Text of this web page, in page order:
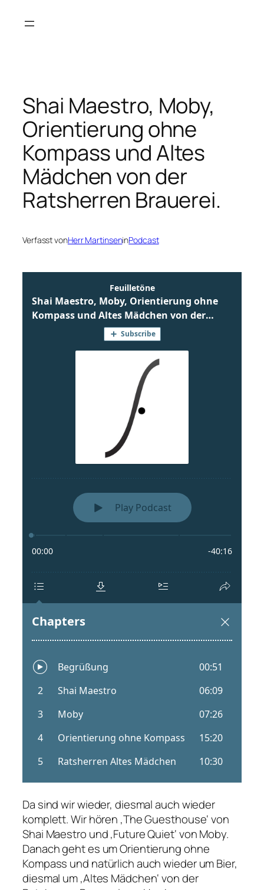
Inhalt
Shai Maestro, Moby,
Orientierung ohne
Kompass und Altes
Mädchen von der
Ratsherren Brauerei.
Verfasst vonHerr MartinseninPodcast
Da sind wir wieder, diesmal auch wieder
komplett. Wir hören ‚The Guesthouse‘ von
Shai Maestro und ‚Future Quiet‘ von Moby.
Danach geht es um Orientierung ohne
Kompass und natürlich auch wieder um Bier,
diesmal um ‚Altes Mädchen‘ von der